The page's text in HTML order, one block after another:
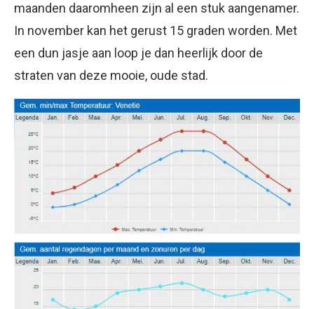
maanden daaromheen zijn al een stuk aangenamer.
In november kan het gerust 15 graden worden. Met
een dun jasje aan loop je dan heerlijk door de
straten van deze mooie, oude stad.